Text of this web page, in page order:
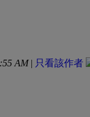
AM| 只看該作者